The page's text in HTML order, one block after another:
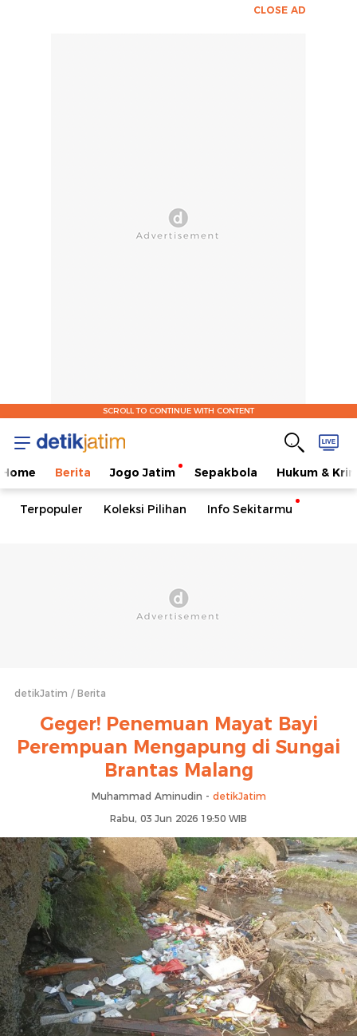
CLOSE AD
SCROLL TO CONTINUE WITH CONTENT
Home Berita Jogo Jatim Sepakbola Hukum &
Terpopuler Koleksi Pilihan Info Sekitarmu
detikJatim Berita
Geger! Penemuan Mayat Bayi
Perempuan Mengapung di Sungai
Brantas Malang
Muhammad Aminudin - detikJatim
Rabu, 03 Jun 2026 19:50 WIB